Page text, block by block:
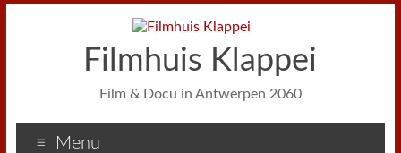
Filmhuis Klappei
Film & Docu in Antwerpen 2060
Menu